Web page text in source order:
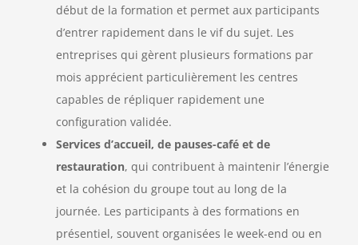
début de la formation et permet aux participants
d’entrer rapidement dans le vif du sujet. Les
entreprises qui gèrent plusieurs formations par
mois apprécient particulièrement les centres
capables de répliquer rapidement une
configuration validée.
Services d’accueil, de pauses-café et de
restauration, qui contribuent à maintenir l’énergie
et la cohésion du groupe tout au long de la
journée. Les participants à des formations en
présentiel, souvent organisées le week-end ou en